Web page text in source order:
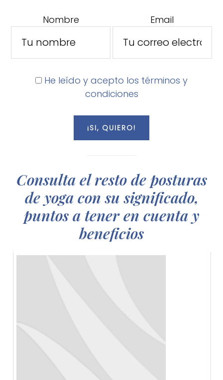
Nombre Email
He leído y acepto los términos y
condiciones
Consulta el resto de posturas
de yoga con su significado,
puntos a tener en cuenta y
beneficios